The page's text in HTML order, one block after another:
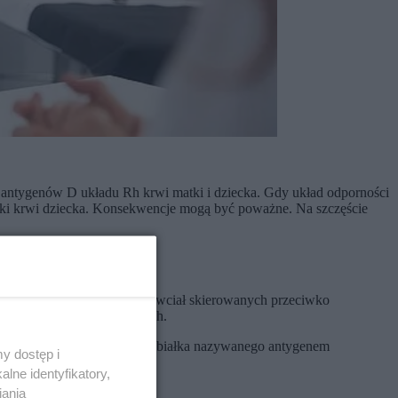
D układu Rh krwi matki i dziecka. Gdy układ odporności
krwi dziecka. Konsekwencje mogą być poważne. Na szczęście
do wytwarzania przeciwciał skierowanych przeciwko
na krwinkach czerwonych.
na powierzchni białka nazywanego antygenem
dostęp i
identyfikatory,